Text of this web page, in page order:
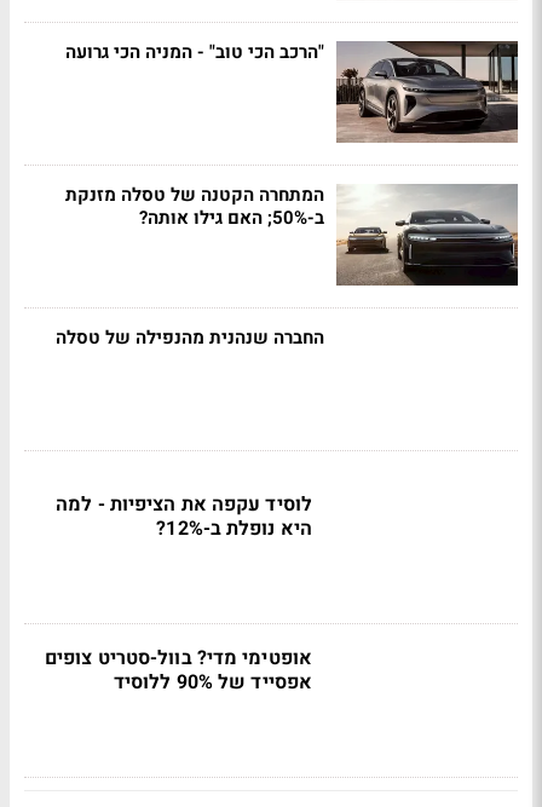
"הרכב הכי טוב" - המניה הכי גרועה
המתחרה הקטנה של טסלה מזנקת
ב-50%; האם גילו אותה?
החברה שנהנית מהנפילה של טסלה
לוסיד עקפה את הציפיות - למה
היא נופלת ב-12%?
אופטימי מדי? בוול-סטריט צופים
אפסייד של 90% ללוסיד